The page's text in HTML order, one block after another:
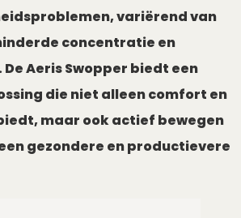
variërend van
concentratie en
Aeris Swopper biedt een
die niet alleen comfort en
maar ook actief bewegen
gezondere en productievere